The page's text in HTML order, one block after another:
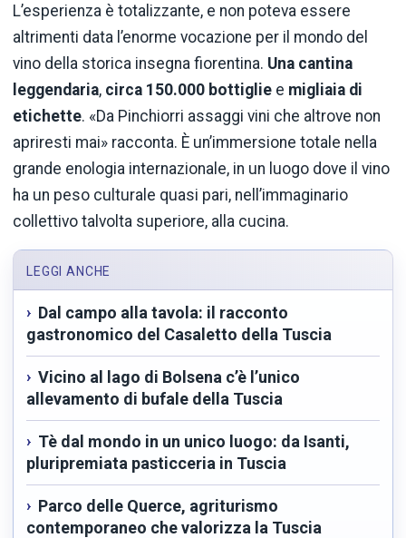
L’esperienza è totalizzante, e non poteva essere
altrimenti data l’enorme vocazione per il mondo del
vino della storica insegna fiorentina. Una cantina
leggendaria, circa 150.000 bottiglie e migliaia di
etichette. «Da Pinchiorri assaggi vini che altrove non
apriresti mai» racconta. È un’immersione totale nella
grande enologia internazionale, in un luogo dove il vino
ha un peso culturale quasi pari, nell’immaginario
collettivo talvolta superiore, alla cucina.
LEGGI ANCHE
Dal campo alla tavola: il racconto
gastronomico del Casaletto della Tuscia
Vicino al lago di Bolsena c’è l’unico
allevamento di bufale della Tuscia
Tè dal mondo in un unico luogo: da Isanti,
pluripremiata pasticceria in Tuscia
Parco delle Querce, agriturismo
contemporaneo che valorizza la Tuscia